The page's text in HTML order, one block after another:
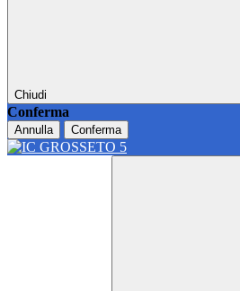
Chiudi
Conferma
Annulla Conferma